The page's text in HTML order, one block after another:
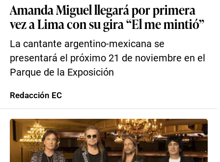
Amanda Miguel llegará por primera
vez a Lima con su gira “El me mintió”
La cantante argentino-mexicana se
presentará el próximo 21 de noviembre en el
Parque de la Exposición
Redacción EC